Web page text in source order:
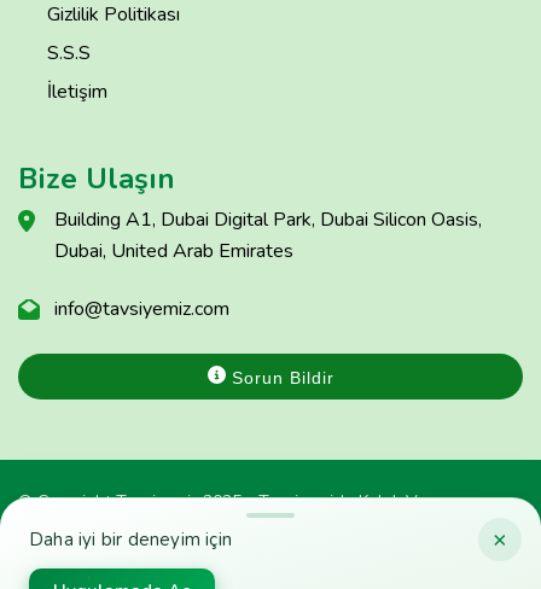
×
Daha iyi bir deneyim için
Gizlilik Politikası
S.S.S
İletişim
Bize Ulaşın
Building A1, Dubai Digital Park, Dubai Silicon Oasis,
Dubai, United Arab Emirates
info@tavsiyemiz.com
Sorun Bildir
© Copyright Tavsiyemiz 2025 - Tavsiyemiz'e Kulak Ver